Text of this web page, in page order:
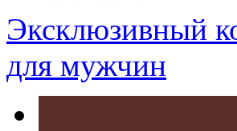
Эксклюзивный
для мужчин